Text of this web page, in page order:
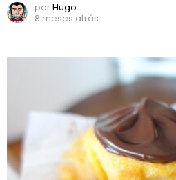
porHugo
8 meses atrás